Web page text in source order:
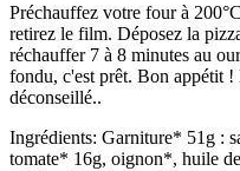
Préchauffez votre four à
retirez le film. Déposez la
réchauffer 7 à 8 minutes au
fondu, c'est prêt. Bon appétit !
déconseillé..
Ingrédients: Garniture* 51g :
tomate* 16g, oignon*, huile